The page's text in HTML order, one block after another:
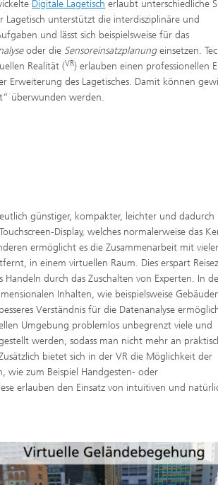
Digitale Lagetisch erlaubt unterschiedliche
Lagetisch unterstützt die interdisziplinäre und
und lässt sich beispielsweise für das
oder die Sensoreinsatzplanungeinsetzen.
Realität (VR) erlauben einen professionellen
Erweiterung des Lagetisches. Damit können
überwunden werden.
günstiger, kompakter, leichter und dadurch
Display, welches normalerweise das
ermöglicht es die Zusammenarbeit mit
in einem virtuellen Raum. Dies erspart
Handeln durch das Zuschalten von Experten. In
Inhalten, wie beispielsweise
Verständnis für die Datenanalyse
Umgebung problemlos unbegrenzt viele und
werden, sodass man nicht mehr an
bietet sich in der VR die Möglichkeit der
wie zum Beispiel Handgesten- oder
erlauben den Einsatz von intuitiven und